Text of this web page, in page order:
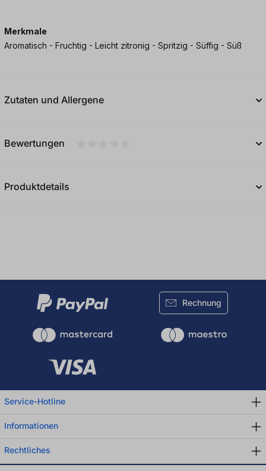
Merkmale
Aromatisch - Fruchtig - Leicht zitronig - Spritzig - Süffig - Süß
Zutaten und Allergene
Bewertungen
Produktdetails
Rechnung
Service-Hotline
Informationen
Rechtliches